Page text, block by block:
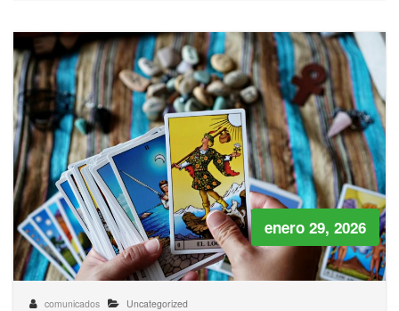
enero 29, 2026
comunicados
Uncategorized